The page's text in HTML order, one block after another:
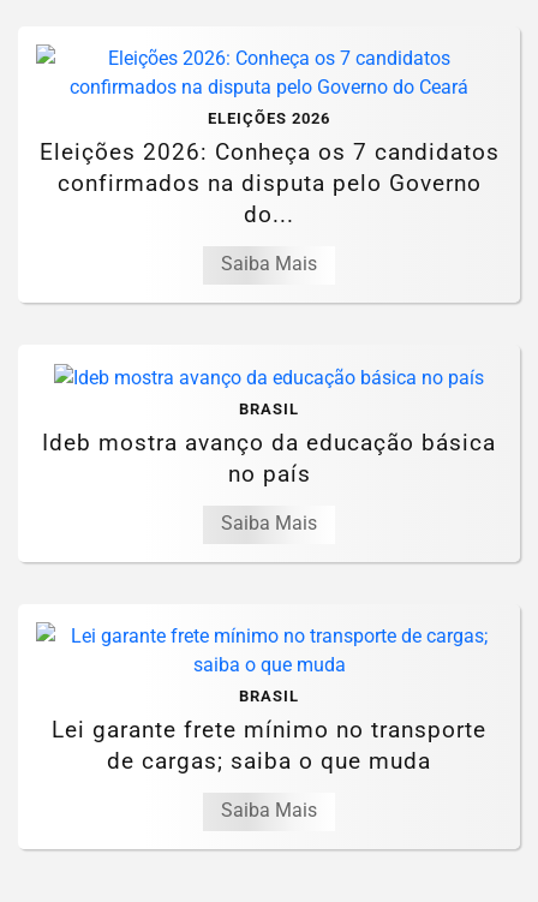
ELEIÇÕES 2026
Eleições 2026: Conheça os 7 candidatos
confirmados na disputa pelo Governo
do...
Saiba Mais
BRASIL
Ideb mostra avanço da educação básica
no país
Saiba Mais
BRASIL
Lei garante frete mínimo no transporte
de cargas; saiba o que muda
Saiba Mais